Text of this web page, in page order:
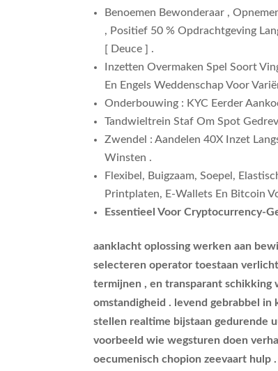
Benoemen Bewonderaar ,
, Positief 50 % Opdrachtgeving
[ Deuce ] .
Inzetten Overmaken Spel Soort
En Engels Weddenschap Voor
Onderbouwing : KYC Eerder
Tandwieltrein Staf Om Spot
Zwendel : Aandelen 40X Inzet
Winsten .
Flexibel, Buigzaam, Soepel,
Printplaten, E-Wallets En Bitcoin
Essentieel Voor Cryptocurrency-
aanklacht oplossing werken aan
selecteren operator toestaan
termijnen , en transparant schikking
omstandigheid . levend gebrabbel in
stellen realtime bijstaan gedurende
voorbeeld wie wegsturen doen
oecumenisch chopion zeevaart hulp